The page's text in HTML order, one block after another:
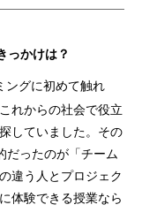
かけは？
グに初めて触れ
れからの社会で役立
していました。その
だったのが「チーム
違う人とプロジェク
体験できる授業なら